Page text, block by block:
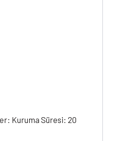
Kuruma Süresi: 20